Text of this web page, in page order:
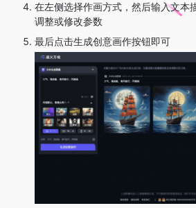
在左侧选择作画方式，然后输入文本
调整或修改参数
最后点击生成创意画作按钮即可